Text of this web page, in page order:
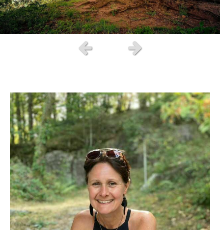
Slide précédent Slide suivant